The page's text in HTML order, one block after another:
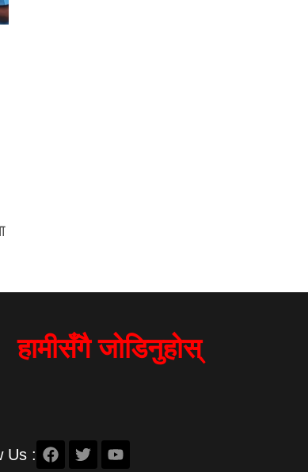
हामीसँगै जोडिनुहोस्
Us :